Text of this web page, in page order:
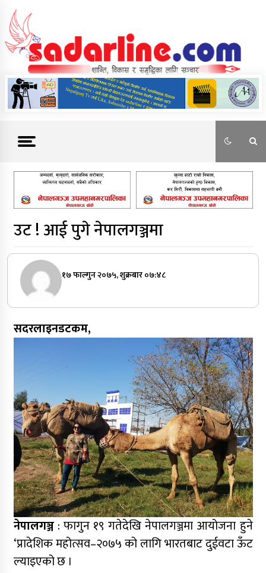
content
News For Nepal
उट ! आई पुगे नेपालगञ्जमा
१७ फाल्गुन २०७५, शुक्रबार ०७:४८
सदरलाइनडटकम,
नेपालगञ्ज: फागुन १९ गतेदेखि नेपालगञ्जमा आयोजना हुने
‘प्रादेशिक महोत्सव–२०७५ को लागि भारतबाट दुईवटा ऊँट
ल्याइएको छ ।